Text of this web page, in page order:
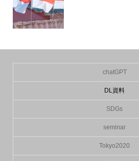
chatGPT
DL資料
SDGs
seminar
Tokyo2020